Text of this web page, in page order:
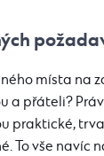
místa na
a přáteli?
praktické,
To vše navíc